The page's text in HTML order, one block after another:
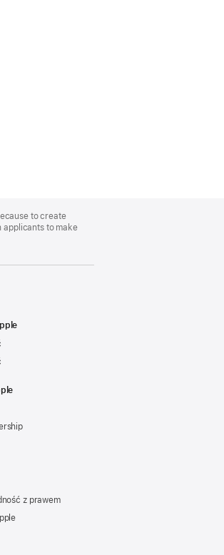
to create
applicants to make
z prawem